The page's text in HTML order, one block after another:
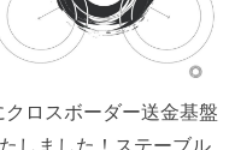
ロスボーダー送金基盤